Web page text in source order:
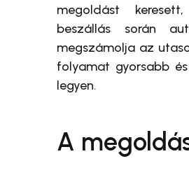
megoldást
beszállás során
megszámolja az
folyamat gyorsabb
legyen.
A